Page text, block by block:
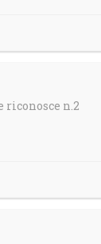
riconosce n.2